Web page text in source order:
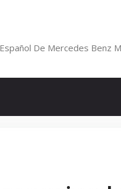
De Mercedes Benz